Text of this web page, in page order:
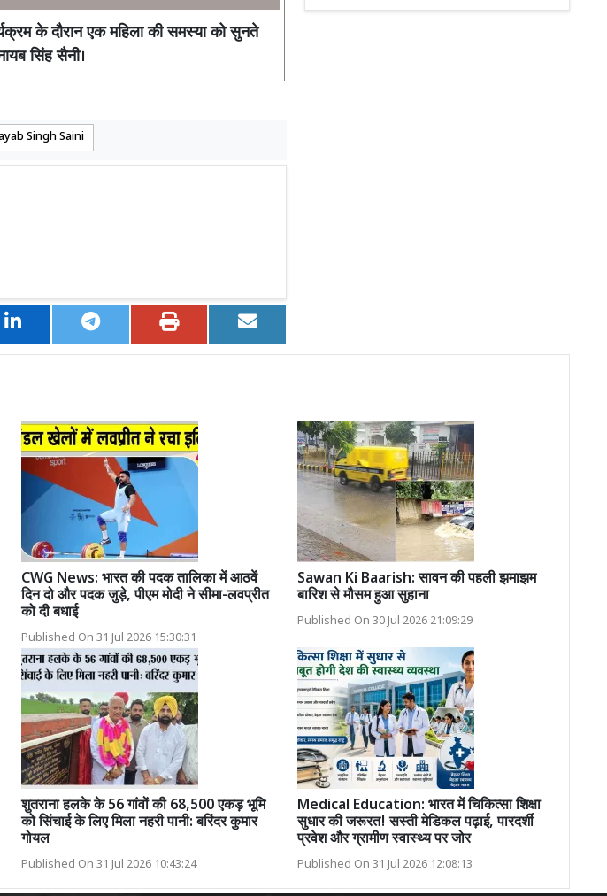
के दौरान एक महिला की समस्या को सुनते
सिंह सैनी।
Singh Saini
CWG News: भारत की पदक तालिका में आठवें
दिन दो और पदक जुड़े, पीएम मोदी ने सीमा-लवप्रीत
को दी बधाई
Published On 31 Jul 2026 15:30:31
Sawan Ki Baarish: सावन की पहली झमाझम
बारिश से मौसम हुआ सुहाना
Published On 30 Jul 2026 21:09:29
शुतराना हलके के 56 गांवों की 68,500 एकड़ भूमि
को सिंचाई के लिए मिला नहरी पानी: बरिंदर कुमार
गोयल
Published On 31 Jul 2026 10:43:24
Medical Education: भारत में चिकित्सा शिक्षा
सुधार की जरूरत! सस्ती मेडिकल पढ़ाई, पारदर्शी
प्रवेश और ग्रामीण स्वास्थ्य पर जोर
Published On 31 Jul 2026 12:08:13